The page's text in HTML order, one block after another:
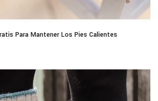
Para Mantener Los Pies Calientes